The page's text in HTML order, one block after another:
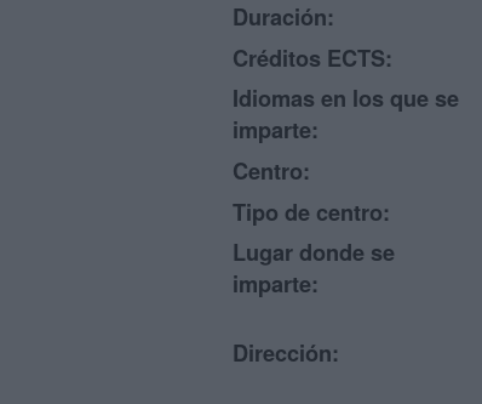
Duración:
Créditos ECTS:
Idiomas en los que se
imparte:
Centro:
Tipo de centro:
Lugar donde se
imparte:
Dirección: